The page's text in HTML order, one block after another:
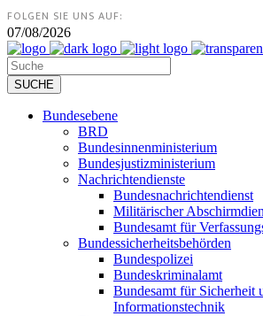
FOLGEN SIE UNS AUF:
07/08/2026
Bundesebene
BRD
Bundesinnenministerium
Bundesjustizministerium
Nachrichtendienste
Bundesnachrichtendienst
Militärischer
Bundesamt für
Bundessicherheitsbehörden
Bundespolizei
Bundeskriminalamt
Bundesamt für Sicherheit
Informationstechnik